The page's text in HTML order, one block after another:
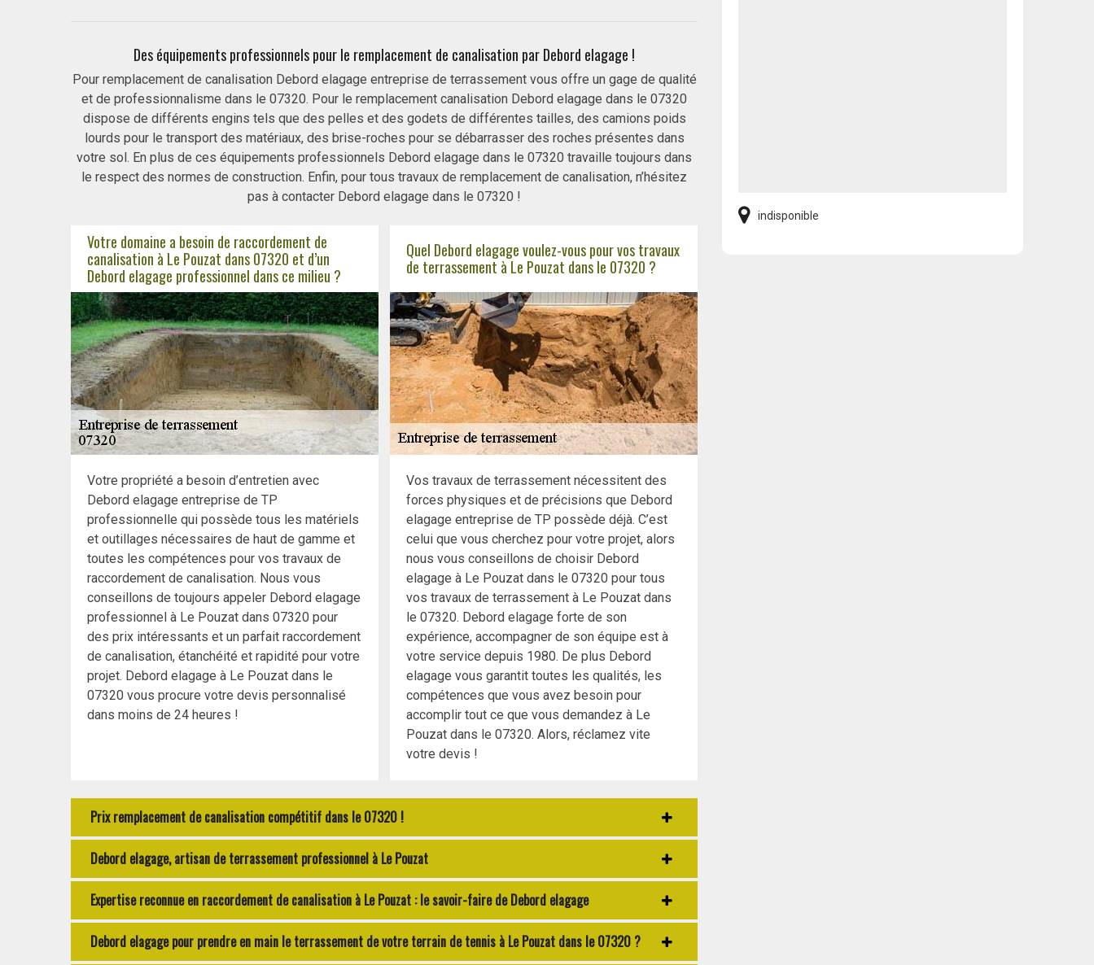
Des équipements professionnels pour le remplacement de canalisation par Debord elagage !
Pour remplacement de canalisation Debord elagage entreprise de terrassement vous offre un gage de qualité
et de professionnalisme dans le 07320. Pour le remplacement canalisation Debord elagage dans le 07320
dispose de différents engins tels que des pelles et des godets de différentes tailles, des camions poids
lourds pour le transport des matériaux, des brise-roches pour se débarrasser des roches présentes dans
votre sol. En plus de ces équipements professionnels Debord elagage dans le 07320 travaille toujours dans
le respect des normes de construction. Enfin, pour tous travaux de remplacement de canalisation, n’hésitez
pas à contacter Debord elagage dans le 07320 !
Votre domaine a besoin de raccordement de
canalisation à Le Pouzat dans 07320 et d’un
Debord elagage professionnel dans ce milieu ?
Votre propriété a besoin d’entretien avec
Debord elagage entreprise de TP
professionnelle qui possède tous les matériels
et outillages nécessaires de haut de gamme et
toutes les compétences pour vos travaux de
raccordement de canalisation. Nous vous
conseillons de toujours appeler Debord elagage
professionnel à Le Pouzat dans 07320 pour
des prix intéressants et un parfait raccordement
de canalisation, étanchéité et rapidité pour votre
projet. Debord elagage à Le Pouzat dans le
07320 vous procure votre devis personnalisé
dans moins de 24 heures !
Quel Debord elagage voulez-vous pour vos travaux
de terrassement à Le Pouzat dans le 07320 ?
Vos travaux de terrassement nécessitent des
forces physiques et de précisions que Debord
elagage entreprise de TP possède déjà. C’est
celui que vous cherchez pour votre projet, alors
nous vous conseillons de choisir Debord
elagage à Le Pouzat dans le 07320 pour tous
vos travaux de terrassement à Le Pouzat dans
le 07320. Debord elagage forte de son
expérience, accompagner de son équipe est à
votre service depuis 1980. De plus Debord
elagage vous garantit toutes les qualités, les
compétences que vous avez besoin pour
accomplir tout ce que vous demandez à Le
Pouzat dans le 07320. Alors, réclamez vite
votre devis !
Prix remplacement de canalisation compétitif dans le 07320 !
Debord elagage, artisan de terrassement professionnel à Le Pouzat
Expertise reconnue en raccordement de canalisation à Le Pouzat : le savoir-faire de Debord elagage
Debord elagage pour prendre en main le terrassement de votre terrain de tennis à Le Pouzat dans le 07320 ?
indisponible